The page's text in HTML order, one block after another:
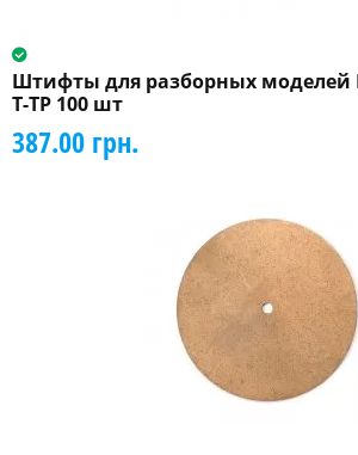
Штифты для разборных моделей
T-TP 100 шт
387.00 грн.